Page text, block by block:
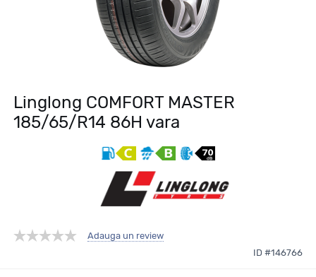
Linglong COMFORT MASTER
185/65/R14 86H vara
Adauga un review
ID #146766